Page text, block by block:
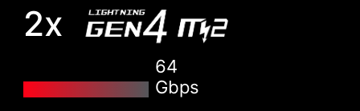
2x
64
Gbps
Una opción permanente de búsqueda y
favoritos en la esquina superior derecha te
mueve por los menús de la BIOS rápidamente.